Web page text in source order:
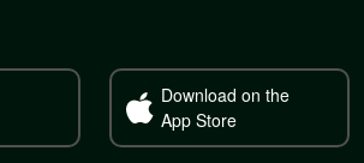
Download on the
App Store